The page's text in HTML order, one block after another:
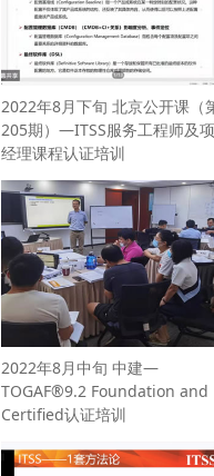
2022年8月下旬 北京公开课（
205期）—ITSS服务工程师及
经理课程认证培训
2022年8月中旬 中建—
TOGAF®9.2 Foundation and
Certified认证培训